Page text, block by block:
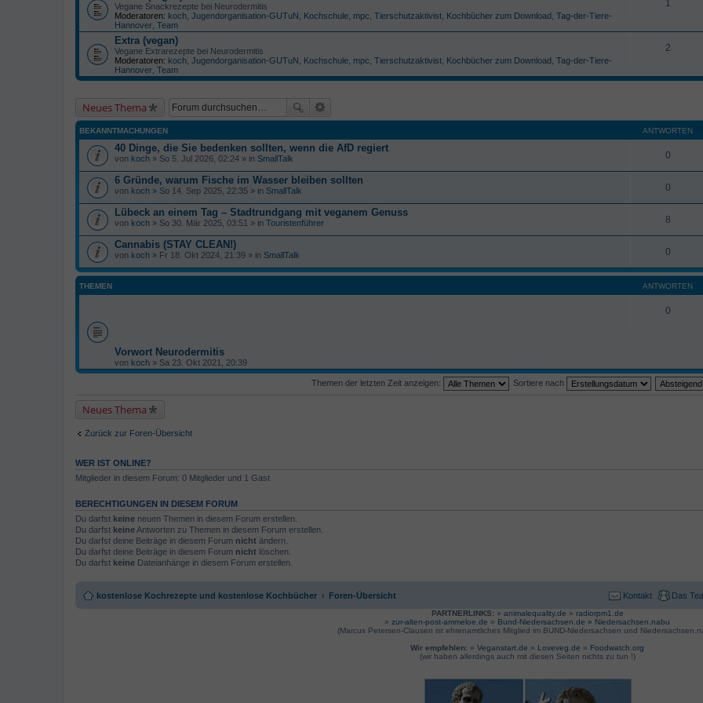
Vegane Snackrezepte bei Neurodermitis
Moderatoren: koch Jugendorganisation-GUTuN Kochschule mpc Tierschutzaktivist Kochbücher zum Download Tag-der-Tiere-
Hannover Team
1
Extra (vegan)
Vegane Extrarezepte bei Neurodermitis
Moderatoren: koch Jugendorganisation-GUTuN Kochschule mpc Tierschutzaktivist Kochbücher zum Download Tag-der-Tiere-
Hannover Team
2
Neues Thema
BEKANNTMACHUNGEN ANTWORTEN
40 Dinge, die Sie bedenken sollten, wenn die AfD regiert
von koch » So 5. Jul 2026, 02:24 » in SmallTalk 0
6 Gründe, warum Fische im Wasser bleiben sollten
von koch » So 14. Sep 2025, 22:35 » in SmallTalk 0
Lübeck an einem Tag – Stadtrundgang mit veganem Genuss
von koch » So 30. Mär 2025, 03:51 » in Touristenführer 8
Cannabis (STAY CLEAN!)
von koch » Fr 18. Okt 2024, 21:39 » in SmallTalk 0
THEMEN ANTWORTEN
Vorwort Neurodermitis
von koch » Sa 23. Okt 2021, 20:39
0
Themen der letzten Zeit anzeigen: Sortiere nach
Neues Thema
Zurück zur Foren-Übersicht
WER IST ONLINE?
Mitglieder in diesem Forum: 0 Mitglieder und 1 Gast
BERECHTIGUNGEN IN DIESEM FORUM
Du darfst keine neuen Themen in diesem Forum erstellen.
Du darfst keineAntworten zu Themen in diesem Forum erstellen.
Du darfst deine Beiträge in diesem Forum nicht ändern.
Du darfst deine Beiträge in diesem Forum nicht löschen.
Du darfst keine Dateianhänge in diesem Forum erstellen.
kostenlose Kochrezepte und kostenlose Kochbücher Foren-Übersicht Das
Kontakt
PARTNERLINKS: » animalequality.de » radiorpm1.de
» zur-alten-post-ammeloe.de » Bund-Niedersachsen.de » Niedersachsen.nabu
(Marcus Petersen-Clausen ist ehrenamtliches Mitglied im BUND-Niedersachsen und
Wir empfehlen: » Veganstart.de » Loveveg.de » Foodwatch.org
(wir haben allerdings auch mit diesen Seiten nichts zu tun !)